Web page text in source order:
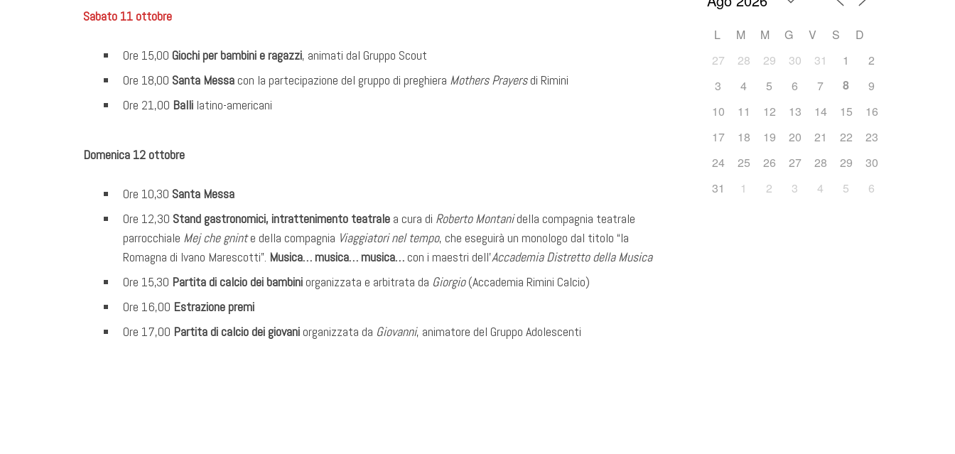
Sabato 11 ottobre
Ore 15,00 Giochi per bambini e ragazzi, animati dal Gruppo Scout
Ore 18,00 Santa Messacon la partecipazione del gruppo di preghiera Mothers Prayersdi Rimini
Ore 21,00 Balli latino-americani
Domenica 12 ottobre
Ore 10,30 Santa Messa
Ore 12,30 Stand gastronomici, intrattenimento teatrale a cura di Roberto Montanidella compagnia teatrale
parrocchiale Mej che gninte della compagnia Viaggiatori nel tempo, che eseguirà un monologo dal titolo “la
Romagna di Ivano Marescotti”. Musica… musica… musica…con i maestri dell’Accademia Distretto della Musica
Ore 15,30 Partita di calcio dei bambiniorganizzata e arbitrata da Giorgio(Accademia Rimini Calcio)
Ore 16,00 Estrazione premi
Ore 17,00 Partita di calcio dei giovaniorganizzata da Giovanni, animatore del Gruppo Adolescenti
L M M G V S
D
27
28 29 30 31 1
2
3
4 5 6 7 8
9
10
11 12 13 14 15
16
17
18 19 20 21 22
23
24
25 26 27 28 29
30
31
1 2 3 4 5 6